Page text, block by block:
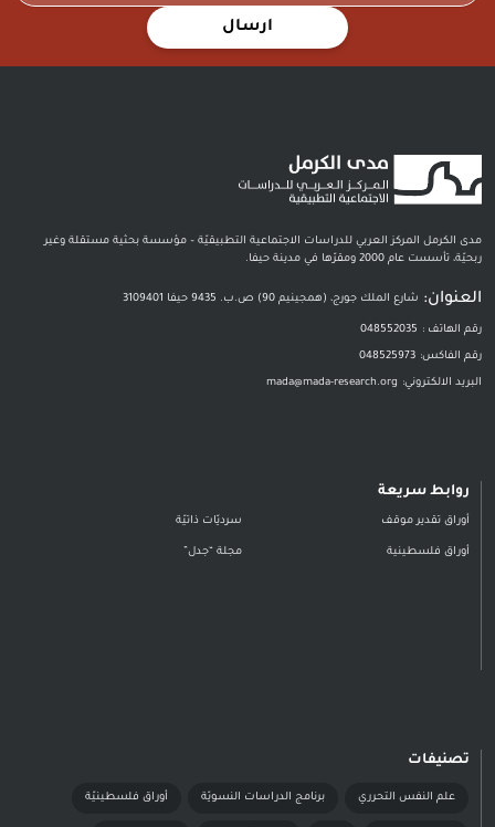
ارسال
مدى الكرمل المركز العربي للدراسات الاجتماعية التطبيقيّة – مؤسسة بحثية مستقلة وغير
ربحيّة، تأسست عام 2000 ومقرّها في مدينة حيفا.
العنوان: شارع الملك جورج، (همجينيم 90) ص.ب. 9435 حيفا 3109401
رقم الهاتف : 048552035
رقم الفاكس: 048525973
البريد الالكتروني: mada@mada-research.org
روابط سريعة
أوراق تقدير موقف سرديّات ذاتيّة
أوراق فلسطينية مجلة “جدل”
تصنيفات
علم النفس التحرري برنامج الدراسات النسويّة أوراق فلسطينيّة